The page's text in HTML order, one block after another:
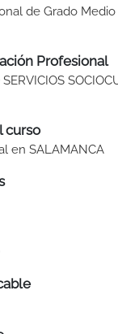
de Grado
Profesional
curso
en SALAMANCA